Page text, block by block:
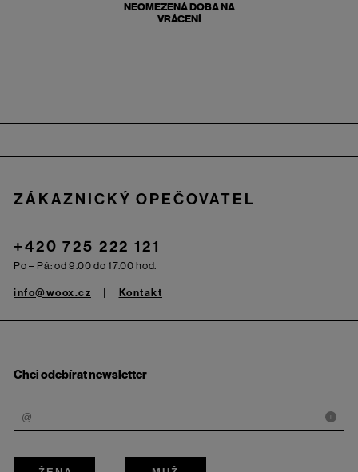
NEOMEZENÁ DOBA NA
VRÁCENÍ
ZÁKAZNICKÝ OPEČOVATEL
+420 725 222 121
Po – Pá: od 9.00 do 17.00 hod.
info@woox.cz Kontakt
Chci odebírat newsletter
i